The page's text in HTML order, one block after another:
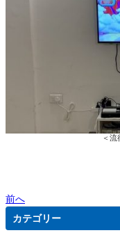
＜
前へ
カテゴリー